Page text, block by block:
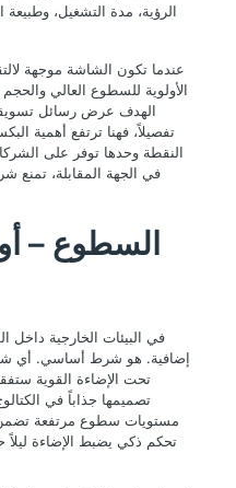
الرؤية، مدة التشغيل،
عندما تكون الشاشة موجهة
الأولوية للسطوع العالي
الهدف عرض رسائل
تفصيلاً، فهنا ترتفع أهمية
النقطة وحدها توفر على
في الجهة المقابلة،
السطوع –
في البيئات الخارجية داخل
إضافية. هو شرط أساسي. أي
تحت الإضاءة القوية
تصميمها جذاباً في
مستويات سطوع مرتفعة تضمن
تحكم ذكي يضبط الإضاءة